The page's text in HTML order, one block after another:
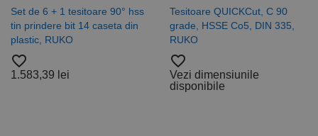
Set de 6 + 1 tesitoare 90° hss
tin prindere bit 14 caseta din
plastic, RUKO
favorite_border
1.583,39 lei
Tesitoare QUICKCut, C 90
grade, HSSE Co5, DIN 335,
RUKO
favorite_border
Vezi dimensiunile
disponibile
CookieScriptConsent
CookieScript
www.rocast.ro
1 lună
Acest cookie
este utilizat
de serviciul